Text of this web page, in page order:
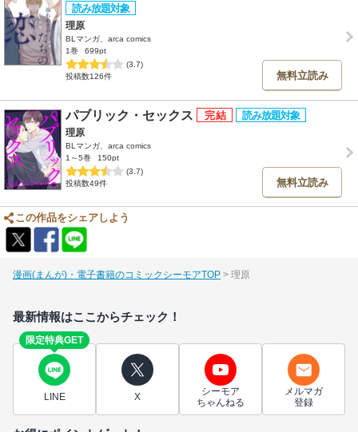
理原
BLマンガ、arca comics
1巻
699pt
(3.7)
投稿数126件
無料立読み
パブリック・セックス
理原
BLマンガ、arca comics
1～5巻
150pt
(3.7)
投稿数49件
無料立読み
この作品をシェアしよう
漫画(まんが)・電子書籍のコミックシーモアTOP 理原
最新情報はここからチェック！
限定特典GET
LINE X
シーモア
ちゃんねる
メルマガ
登録